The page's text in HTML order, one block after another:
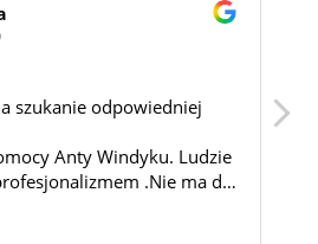
szukanie odpowiedniej
Anty Windyku. Ludzie
.Nie ma dla